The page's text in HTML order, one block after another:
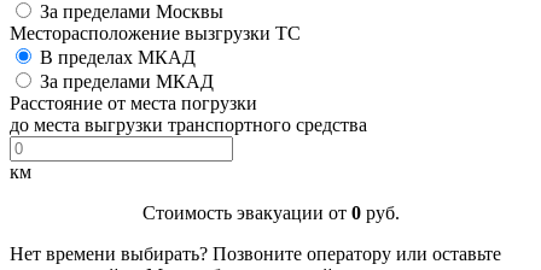
За пределами Москвы
Месторасположение вызгрузки ТС
В пределах МКАД
За пределами МКАД
Расстояние от места погрузки
до места выгрузки транспортного средства
км
Стоимость эвакуации от 0руб.
Нет времени выбирать? Позвоните оператору или оставьте